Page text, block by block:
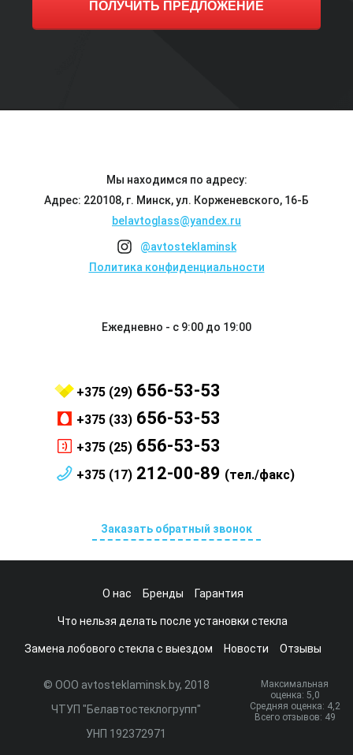
ПОЛУЧИТЬ ПРЕДЛОЖЕНИЕ
Мы находимся по адресу:
Адрес: 220108, г. Минск, ул. Корженевского, 16-Б
belavtoglass@yandex.ru
@avtosteklaminsk
Политика конфиденциальности
Ежедневно - с 9:00 до 19:00
+375 (29) 656-53-53
+375 (33) 656-53-53
+375 (25) 656-53-53
+375 (17) 212-00-89 (тел./факс)
Заказать обратный звонок
О нас Бренды Гарантия
Что нельзя делать после установки стекла
Замена лобового стекла с выездом Новости Отзывы
© ООО avtosteklaminsk.by, 2018
ЧТУП "Белавтостеклогрупп"
УНП 192372971
Максимальная
оценка: 5,0
Средняя оценка: 4,2
Всего отзывов: 49